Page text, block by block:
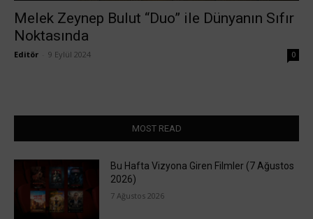
Melek Zeynep Bulut “Duo” ile Dünyanın Sıfır
Noktasında
Editör 9 Eylül 2024 0
MOST READ
Bu Hafta Vizyona Giren Filmler (7 Ağustos
2026)
7 Ağustos 2026